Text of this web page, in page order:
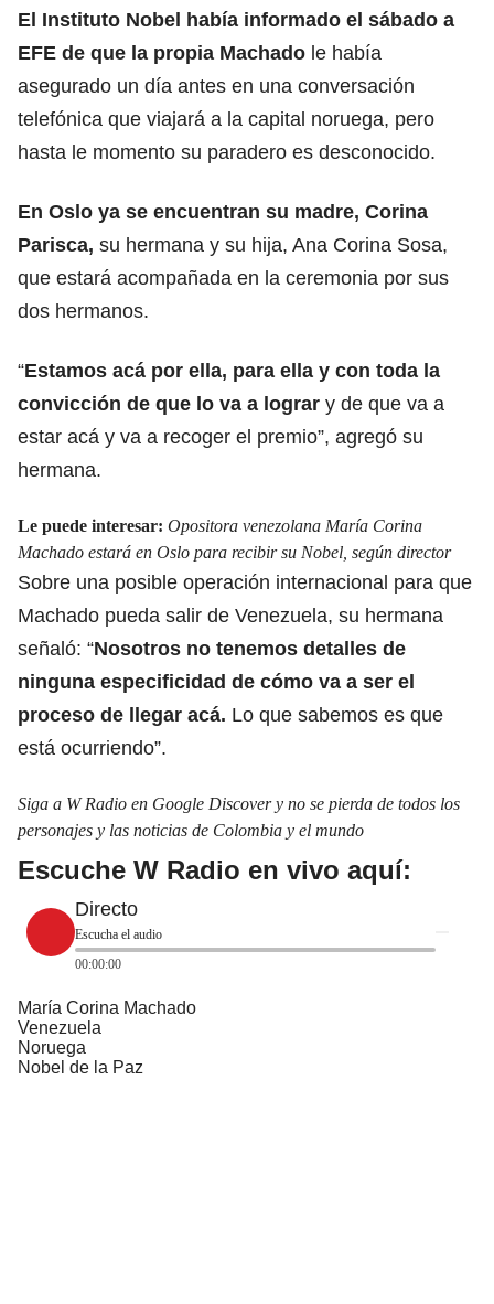
El Instituto Nobel había informado el sábado a
EFE de que la propia Machado le había
asegurado un día antes en una conversación
telefónica que viajará a la capital noruega, pero
hasta le momento su paradero es desconocido.
En Oslo ya se encuentran su madre, Corina
Parisca, su hermana y su hija, Ana Corina Sosa,
que estará acompañada en la ceremonia por sus
dos hermanos.
“Estamos acá por ella, para ella y con toda la
convicción de que lo va a lograr y de que va a
estar acá y va a recoger el premio”, agregó su
hermana.
Le puede interesar: Opositora venezolana María Corina
Machado estará en Oslo para recibir su Nobel, según director
Sobre una posible operación internacional para que
Machado pueda salir de Venezuela, su hermana
señaló: “Nosotros no tenemos detalles de
ninguna especificidad de cómo va a ser el
proceso de llegar acá. Lo que sabemos es que
está ocurriendo”.
Siga a W Radio en Google Discover y no se pierda de todos los
personajes y las noticias de Colombia y el mundo
Escuche W Radio en vivo aquí:
Directo
Escucha el audio
00:00:00
María Corina Machado
Venezuela
Noruega
Nobel de la Paz